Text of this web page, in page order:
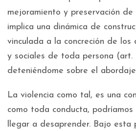
mejoramiento y preservación
implica una dinámica de
vinculada a la concreción de los
y sociales de toda persona (art.
deteniéndome sobre el
La violencia como tal, es una
como toda conducta,
llegar a desaprender. Bajo esta